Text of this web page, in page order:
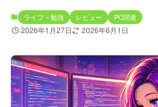
ライフ・勉強 レビュー PC関連
2026年1月27日 2026年6月1日